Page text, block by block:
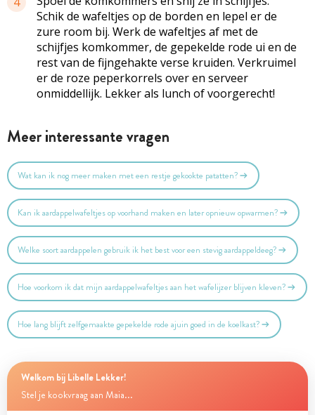
Schik de wafeltjes op de borden en lepel er de
zure room bij. Werk de wafeltjes af met de
schijfjes komkommer, de gepekelde rode ui en de
rest van de fijngehakte verse kruiden. Verkruimel
er de roze peperkorrels over en serveer
onmiddellijk. Lekker als lunch of voorgerecht!
Meer interessante vragen
Wat kan ik nog meer maken met een restje gekookte patatten?
Kan ik aardappelwafeltjes op voorhand maken en later opnieuw opwarmen?
Welke soort aardappelen gebruik ik het best voor een stevig aardappeldeeg?
Hoe voorkom ik dat mijn aardappelwafeltjes aan het wafelijzer blijven kleven?
Hoe lang blijft zelfgemaakte gepekelde rode ajuin goed in de koelkast?
Welkom bij Libelle Lekker!
Stel je kookvraag aan Maia...